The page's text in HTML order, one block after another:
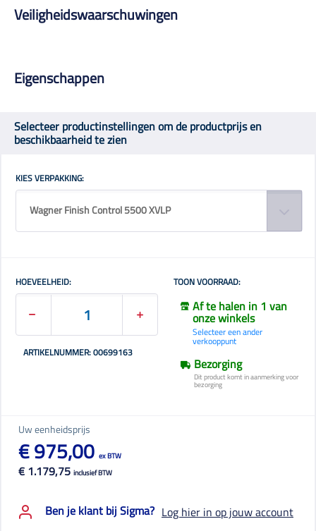
Veiligheidswaarschuwingen
Eigenschappen
Selecteer productinstellingen om de productprijs en
beschikbaarheid te zien
KIES VERPAKKING:
Wagner Finish Control 5500 XVLP
HOEVEELHEID:
ARTIKELNUMMER: 00699163
TOON VOORRAAD:
Af te halen in 1 van
onze winkels
Selecteer een ander
verkooppunt
Bezorging
Dit product komt in aanmerking voor
bezorging
Uw eenheidsprijs
€ 1.179,75 inclusief BTW
€ 975,00 ex BTW
Ben je klant bij Sigma? Log hier in op jouw account